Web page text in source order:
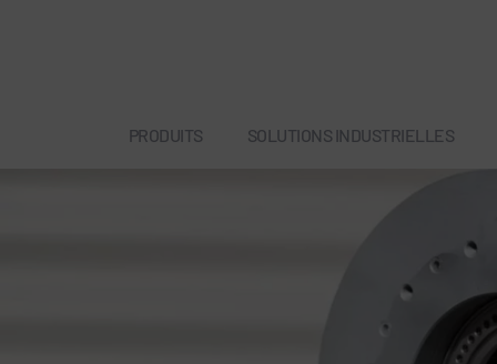
PRODUITS SOLUTIONS INDUSTRIELLES